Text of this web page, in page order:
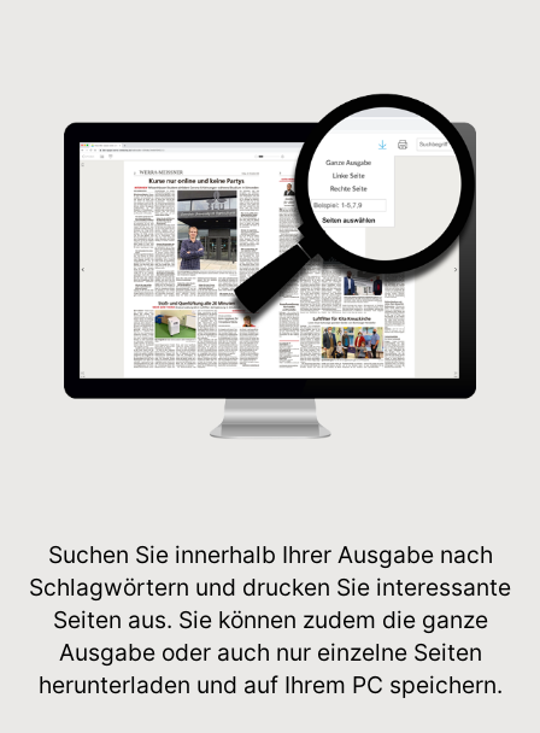
Suchen Sie innerhalb Ihrer Ausgabe nach
Schlagwörtern und drucken Sie interessante
Seiten aus. Sie können zudem die ganze
Ausgabe oder auch nur einzelne Seiten
herunterladen und auf Ihrem PC speichern.